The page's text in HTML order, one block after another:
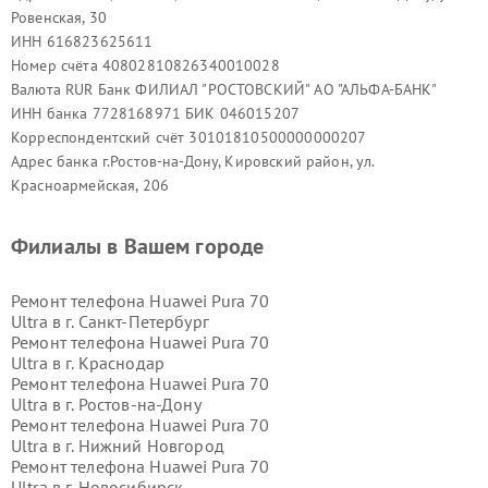
Ровенская, 30
ИНН 616823625611
Номер счёта 40802810826340010028
Валюта RUR Банк ФИЛИАЛ "РОСТОВСКИЙ" АО "АЛЬФА-БАНК"
ИНН банка 7728168971 БИК 046015207
Корреспондентский счёт 30101810500000000207
Адрес банка г.Ростов-на-Дону, Кировский район, ул.
Красноармейская, 206
Филиалы в Вашем городе
Ремонт телефона Huawei Pura 70
Ultra в г. Санкт-Петербург
Ремонт телефона Huawei Pura 70
Ultra в г. Краснодар
Ремонт телефона Huawei Pura 70
Ultra в г. Ростов-на-Дону
Ремонт телефона Huawei Pura 70
Ultra в г. Нижний Новгород
Ремонт телефона Huawei Pura 70